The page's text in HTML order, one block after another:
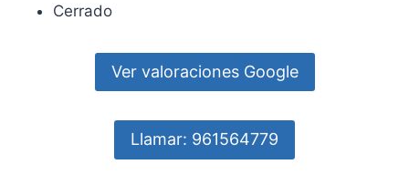
Cerrado
Ver valoraciones Google
Llamar: 961564779